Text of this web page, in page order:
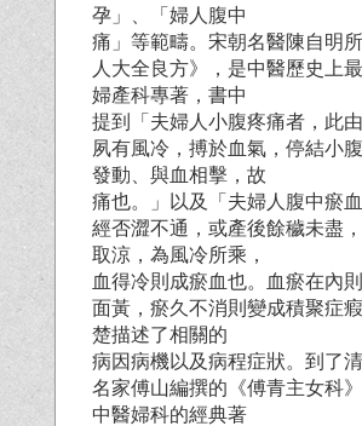
孕」、「婦人腹中
痛」等範疇。宋朝名醫陳自明
人大全良方》，是中醫歷史上
婦產科專著，書中
提到「夫婦人小腹疼痛者，此
夙有風冷，搏於血氣，停結小
發動、與血相擊，故
痛也。」以及「夫婦人腹中瘀
經否澀不通，或產後餘穢未盡
取涼，為風冷所乘，
血得冷則成瘀血也。血瘀在內
面黃，瘀久不消則變成積聚症
楚描述了相關的
病因病機以及病程症狀。到了
名家傅山編撰的《傅青主女科
中醫婦科的經典著